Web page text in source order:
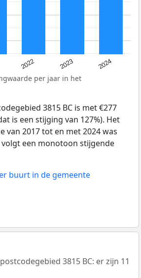
2022 2023 2024
per jaar in het
3815 BC is met €277
is een stijging van 127%). Het
van 2017 tot en met 2024 was
volgt een monotoon stijgende
buurt in de gemeente
3815 BC: er zijn 11